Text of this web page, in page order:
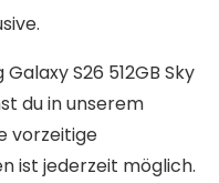
S26 512GB Sky
du in unserem
vorzeitige
ist jederzeit möglich.